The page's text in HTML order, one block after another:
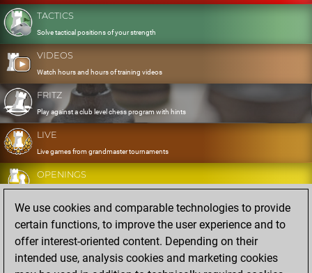
TACTICS
Solve tactical positions of your strength
VIDEOS
Watch hours and hours of training videos
FRITZ
Play against a club level chess program with hints
LIVE
Live games from grandmaster tournaments
OPENINGS
Develop and exercise your openings
DATABASE
Eight million strong games
MYGAMES
Store and analyse your own games in the cloud
We use cookies and comparable technologies to provide
certain functions, to improve the user experience and to
offer interest-oriented content. Depending on their
intended use, analysis cookies and marketing cookies